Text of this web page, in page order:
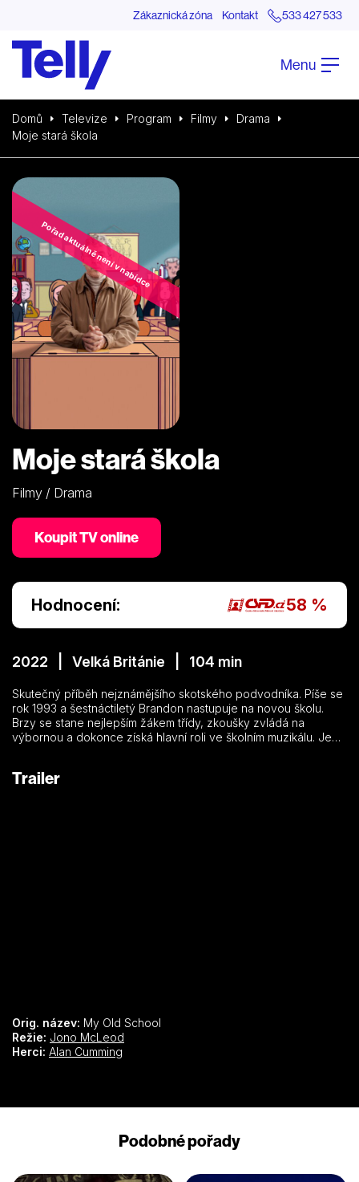
Zákaznická zóna Kontakt 533 427 533
Menu
Domů Televize Program Filmy
Drama
Moje stará škola
Pořad aktuálně není v nabídce
Moje stará škola
Filmy / Drama
Koupit TV online
Hodnocení: 58 %
2022 | Velká Británie | 104 min
Skutečný příběh nejznámějšího skotského podvodníka. Píše se
rok 1993 a šestnáctiletý Brandon nastupuje na novou školu.
Brzy se stane nejlepším žákem třídy, zkoušky zvládá na
výbornou a dokonce získá hlavní roli ve školním muzikálu. Je
Trailer
Orig. název: My Old School
Režie: Jono McLeod
Herci: Alan Cumming
Podobné pořady